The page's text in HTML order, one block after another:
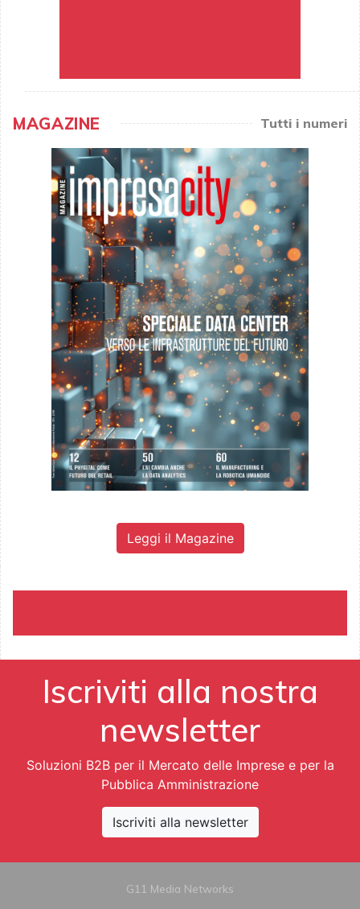
MAGAZINE Tutti i numeri
Leggi il Magazine
Iscriviti alla nostra
newsletter
Soluzioni B2B per il Mercato delle Imprese e per la
Pubblica Amministrazione
Iscriviti alla newsletter
G11 Media Networks